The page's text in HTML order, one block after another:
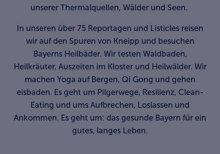
unserer Thermalquellen, Wälder und Seen.
In unseren über 75 Reportagen und Listicles reisen
wir auf den Spuren von Kneipp und besuchen
Bayerns Heilbäder. Wir testen Waldbaden,
Heilkräuter, Auszeiten im Kloster und Heilwälder. Wir
machen Yoga auf Bergen, Qi Gong und gehen
eisbaden. Es geht um Pilgerwege, Resilienz, Clean-
Eating und ums Aufbrechen, Loslassen und
Ankommen. Es geht um: das gesunde Bayern für ein
gutes, langes Leben.